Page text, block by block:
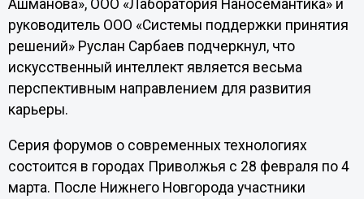
Ашманова», ООО «Лаборатория Наносемантика» и
руководитель ООО «Системы поддержки принятия
решений» Руслан Сарбаев подчеркнул, что
искусственный интеллект является весьма
перспективным направлением для развития
карьеры.
Серия форумов о современных технологиях
состоится в городах Приволжья с 28 февраля по 4
марта. После Нижнего Новгорода участники